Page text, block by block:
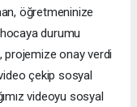
öğretmeninize
durumu
projemize onay verdi
çekip sosyal
videoyu sosyal